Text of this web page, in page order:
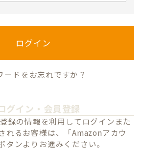
ログイン
ードをお忘れですか？
グイン・会員登録
録の情報を利用してログインまた
れるお客様は、「Amazonアカウ
タンよりお進みください。